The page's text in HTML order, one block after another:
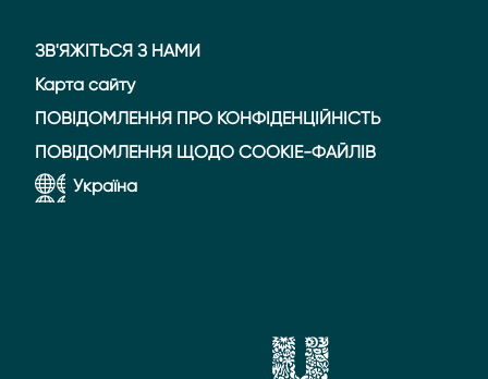
ЗВ'ЯЖІТЬСЯ З НАМИ
Карта сайту
ПОВІДОМЛЕННЯ ПРО КОНФІДЕНЦІЙНІСТЬ
ПОВІДОМЛЕННЯ ЩОДО COOKIE-ФАЙЛІВ
Україна